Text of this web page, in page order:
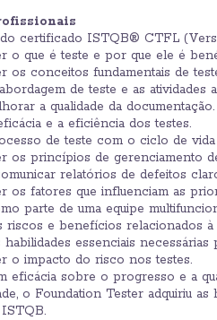
certificado ISTQB® CTFL
o que é teste e por que ele é
os conceitos fundamentais de
de teste e as
a qualidade da documentação.
e a eficiência dos testes.
de teste com o ciclo de
os princípios de gerenciamento
relatórios de defeitos
os fatores que influenciam as
parte de uma equipe
e benefícios relacionados à
essenciais necessárias
o impacto do risco nos testes.
eficácia sobre o progresso e a
o Foundation Tester adquiriu